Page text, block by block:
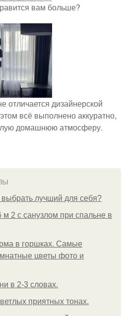
вам больше?
отличается дизайнерской
всё выполнено аккуратно,
домашнюю атмосферу.
выбрать лучший для себя?
м 2 с санузлом при спальне в
в горшках. Самые
цветы фото и
в 2-3 словах.
приятных тонах.